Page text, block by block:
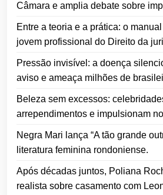
Câmara e amplia debate sobre
Entre a teoria e a prática: o
jovem profissional do Direito da
Pressão invisível: a doença
aviso e ameaça milhões de
Beleza sem excessos:
arrependimentos e impulsionam
Negra Mari lança “A tão grande
literatura feminina rondoniense.
Após décadas juntos, Poliana
realista sobre casamento com